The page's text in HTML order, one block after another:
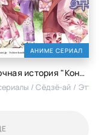
АНИМЕ СЕРИАЛ
Загадочная история "Коноханы"
/ Сёдзё-ай / Этти